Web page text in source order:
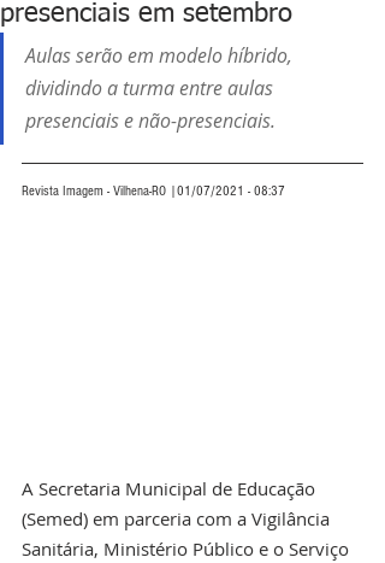
presenciais em setembro
Aulas serão em modelo híbrido,
dividindo a turma entre aulas
presenciais e não-presenciais.
Revista Imagem - Vilhena-RO |01/07/2021 - 08:37
A Secretaria Municipal de Educação
(Semed) em parceria com a Vigilância
Sanitária, Ministério Público e o Serviço